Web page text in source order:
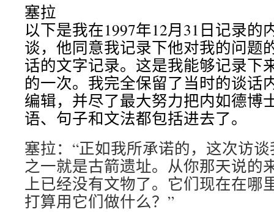
塞拉
以下是我在1997年12月31日记录的
谈，他同意我记录下他对我的问题
话的文字记录。这是我能够记录下
的一次。我完全保留了当时的谈话
编辑，并尽了最大努力把内如德博
语、句子和文法都包括进去了。
塞拉：“正如我所承诺的，这次访
之一就是古箭遗址。从你那天说的
上已经没有文物了。它们现在在哪
打算用它们做什么？”